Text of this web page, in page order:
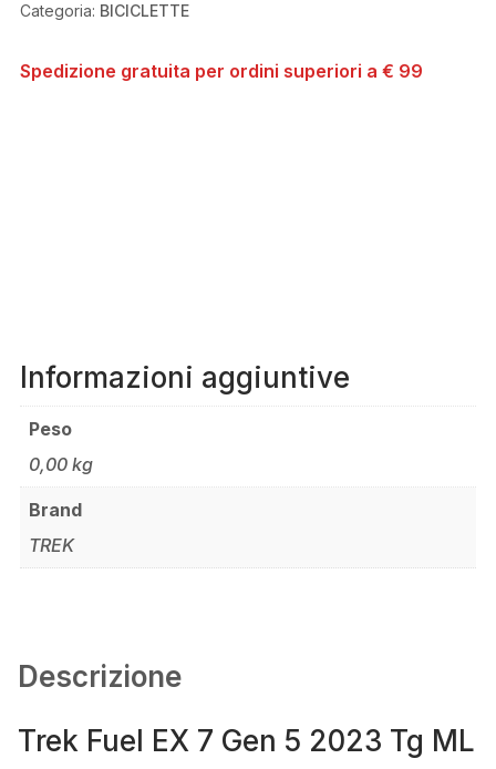
Categoria: BICICLETTE
Spedizione gratuita per ordini superiori a € 99
Informazioni aggiuntive
Peso
0,00 kg
Brand
TREK
Descrizione
Trek Fuel EX 7 Gen 5 2023 Tg ML